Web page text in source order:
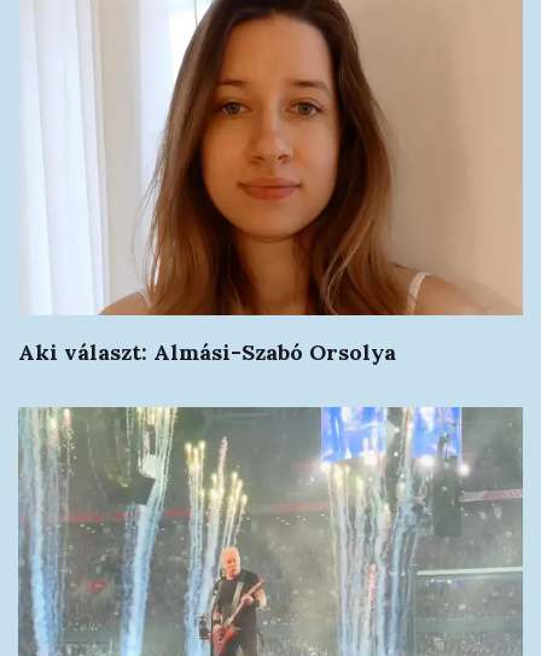
Aki választ: Almási-Szabó Orsolya